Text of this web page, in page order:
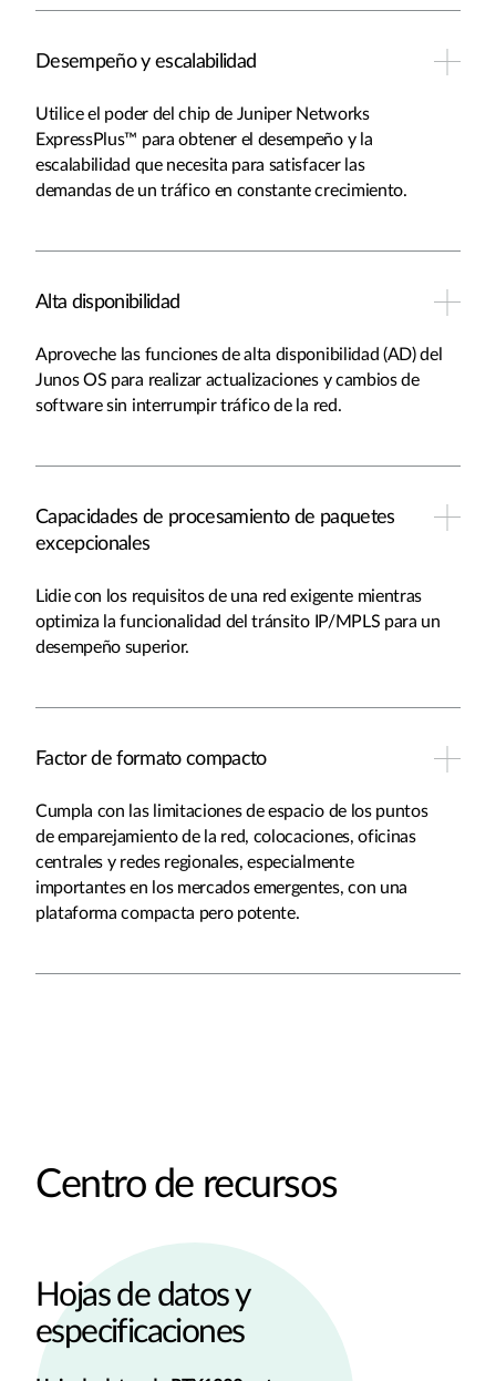
Desempeño y escalabilidad
Utilice el poder del chip de Juniper Networks
ExpressPlus™ para obtener el desempeño y la
escalabilidad que necesita para satisfacer las
demandas de un tráfico en constante crecimiento.
Alta disponibilidad
Aproveche las funciones de alta disponibilidad (AD) del
Junos OS para realizar actualizaciones y cambios de
software sin interrumpir tráfico de la red.
Capacidades de procesamiento de paquetes
excepcionales
Lidie con los requisitos de una red exigente mientras
optimiza la funcionalidad del tránsito IP/MPLS para un
desempeño superior.
Factor de formato compacto
Cumpla con las limitaciones de espacio de los puntos
de emparejamiento de la red, colocaciones, oficinas
centrales y redes regionales, especialmente
importantes en los mercados emergentes, con una
plataforma compacta pero potente.
Centro de recursos
Hojas de datos y
especificaciones